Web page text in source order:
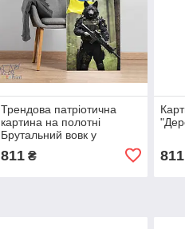
Трендова патріотична
картина на полотні
Брутальний вовк у
Небанальний подарунок
811₴ 811